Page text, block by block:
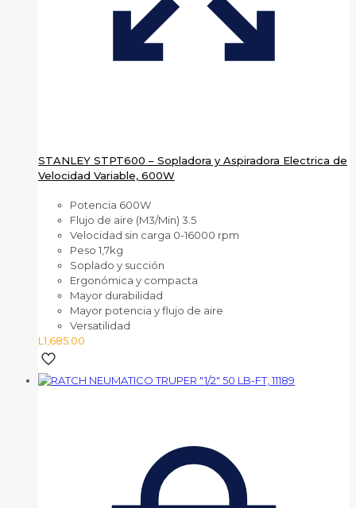
STANLEY STPT600 – Sopladora y Aspiradora Electrica de
Velocidad Variable, 600W
Potencia 600W
Flujo de aire (M3/Min) 3.5
Velocidad sin carga 0-16000 rpm
Peso 1,7kg
Soplado y succión
Ergonómica y compacta
Mayor durabilidad
Mayor potencia y flujo de aire
Versatilidad
L1,685.00